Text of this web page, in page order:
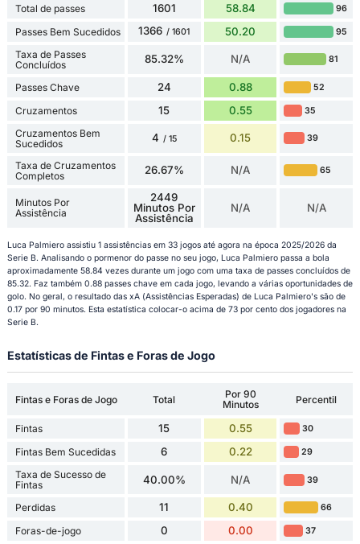
Total de passes 1601 58.84 96
Passes Bem Sucedidos 1366 / 1601 50.20 95
Taxa de Passes
Concluídos
85.32% N/A 81
Passes Chave 24 0.88 52
Cruzamentos 15 0.55 35
Cruzamentos Bem
Sucedidos
4 / 15 0.15 39
Taxa de Cruzamentos
Completos
26.67% N/A 65
Minutos Por
Assistência
2449
Minutos Por
Assistência
N/A N/A
Luca Palmiero assistiu 1 assistências em 33 jogos até agora na época 2025/2026 da
Serie B. Analisando o pormenor do passe no seu jogo, Luca Palmiero passa a bola
aproximadamente 58.84 vezes durante um jogo com uma taxa de passes concluídos de
85.32. Faz também 0.88 passes chave em cada jogo, levando a várias oportunidades de
golo. No geral, o resultado das xA (Assistências Esperadas) de Luca Palmiero's são de
0.17 por 90 minutos. Esta estatística colocar-o acima de 73 por cento dos jogadores na
Serie B.
Estatísticas de Fintas e Foras de Jogo
Fintas e Foras de Jogo Total
Por 90
Minutos
Percentil
Fintas 15 0.55 30
Fintas Bem Sucedidas 6 0.22 29
Taxa de Sucesso de
Fintas
40.00% N/A 39
Perdidas 11 0.40 66
Foras-de-jogo 0 0.00 37